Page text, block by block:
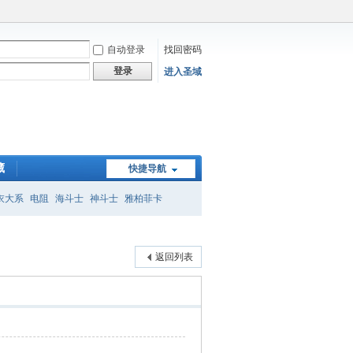
自动登录
找回密码
登录 进入圣域
快捷导航
大系 电阻 海斗士 神斗士 雅柏菲卡
返回列表